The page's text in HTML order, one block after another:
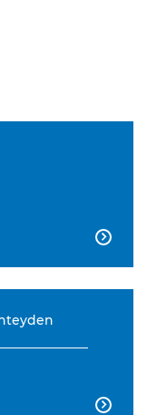

